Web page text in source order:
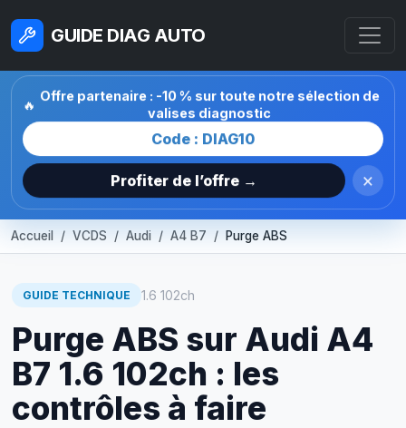
GUIDE DIAG AUTO
🔥
Offre partenaire : -10 % sur toute notre sélection de
valises diagnostic
Code : DIAG10
Profiter de l’offre → ×
Accueil VCDS Audi A4 B7 Purge ABS
GUIDE TECHNIQUE 1.6 102ch
Purge ABS sur Audi A4
B7 1.6 102ch : les
contrôles à faire